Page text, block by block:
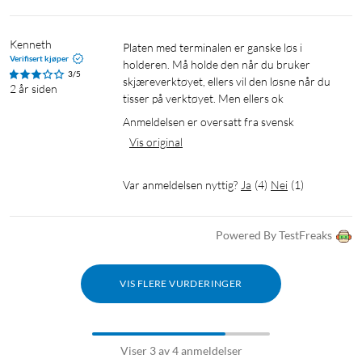
Kenneth
Verifisert kjøper
3/5
2 år siden
Platen med terminalen er ganske løs i
holderen. Må holde den når du bruker
skjæreverktøyet, ellers vil den løsne når du
tisser på verktøyet. Men ellers ok
Anmeldelsen er oversatt fra svensk
Vis original
Var anmeldelsen nyttig? Ja (4) Nei (1)
Powered By TestFreaks
VIS FLERE VURDERINGER
Viser 3 av 4 anmeldelser